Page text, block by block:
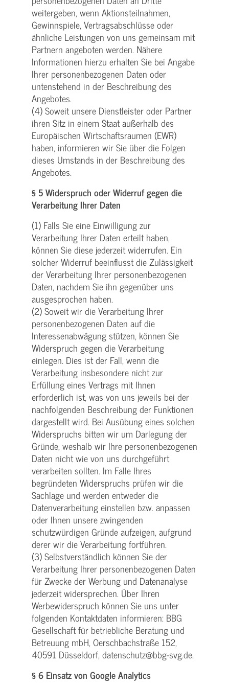
weitergeben, wenn Aktionsteilnahmen,
Gewinnspiele, Vertragsabschlüsse oder
ähnliche Leistungen von uns gemeinsam mit
Partnern angeboten werden. Nähere
Informationen hierzu erhalten Sie bei Angabe
Ihrer personenbezogenen Daten oder
untenstehend in der Beschreibung des
Angebotes.
(4) Soweit unsere Dienstleister oder Partner
ihren Sitz in einem Staat außerhalb des
Europäischen Wirtschaftsraumen (EWR)
haben, informieren wir Sie über die Folgen
dieses Umstands in der Beschreibung des
Angebotes.
§ 5 Widerspruch oder Widerruf gegen die
Verarbeitung Ihrer Daten
(1) Falls Sie eine Einwilligung zur
Verarbeitung Ihrer Daten erteilt haben,
können Sie diese jederzeit widerrufen. Ein
solcher Widerruf beeinflusst die Zulässigkeit
der Verarbeitung Ihrer personenbezogenen
Daten, nachdem Sie ihn gegenüber uns
ausgesprochen haben.
(2) Soweit wir die Verarbeitung Ihrer
personenbezogenen Daten auf die
Interessenabwägung stützen, können Sie
Widerspruch gegen die Verarbeitung
einlegen. Dies ist der Fall, wenn die
Verarbeitung insbesondere nicht zur
Erfüllung eines Vertrags mit Ihnen
erforderlich ist, was von uns jeweils bei der
nachfolgenden Beschreibung der Funktionen
dargestellt wird. Bei Ausübung eines solchen
Widerspruchs bitten wir um Darlegung der
Gründe, weshalb wir Ihre personenbezogenen
Daten nicht wie von uns durchgeführt
verarbeiten sollten. Im Falle Ihres
begründeten Widerspruchs prüfen wir die
Sachlage und werden entweder die
Datenverarbeitung einstellen bzw. anpassen
oder Ihnen unsere zwingenden
schutzwürdigen Gründe aufzeigen, aufgrund
derer wir die Verarbeitung fortführen.
(3) Selbstverständlich können Sie der
Verarbeitung Ihrer personenbezogenen Daten
für Zwecke der Werbung und Datenanalyse
jederzeit widersprechen. Über Ihren
Werbewiderspruch können Sie uns unter
folgenden Kontaktdaten informieren: BBG
Gesellschaft für betriebliche Beratung und
Betreuung mbH, Oerschbachstraße 152,
40591 Düsseldorf, datenschutz@bbg-svg.de.
§ 6 Einsatz von Google Analytics